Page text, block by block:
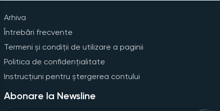
Arhiva
Întrebări frecvente
Termeni și condiții de utilizare a paginii
Politica de confidențialitate
Instrucțiuni pentru ștergerea contului
Abonare la Newsline